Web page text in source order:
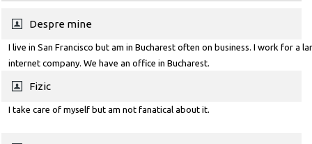
Despre mine
I live in San Francisco but am in Bucharest often on business. I work for a
internet company. We have an office in Bucharest.
Fizic
I take care of myself but am not fanatical about it.